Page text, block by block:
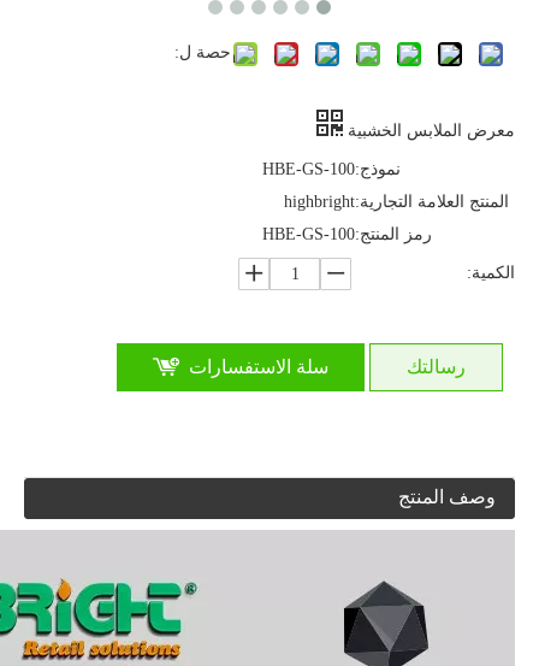
حصة ل:
معرض الملابس الخشبية
نموذج:HBE-GS-100
المنتج العلامة التجارية:highbright
رمز المنتج:HBE-GS-100
الكمية:
رسالتك سلة الاستفسارات
وصف المنتج